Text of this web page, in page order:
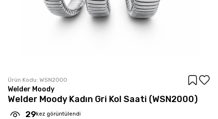
Ürün Kodu: WSN2000
Welder Moody
Welder Moody Kadın Gri Kol Saati (WSN2000)
29kez görüntülendi